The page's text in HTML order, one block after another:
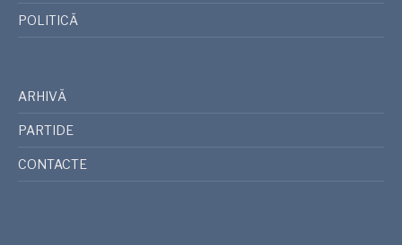
POLITICĂ
ARHIVĂ
PARTIDE
CONTACTE